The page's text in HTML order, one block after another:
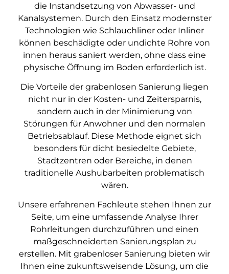
die Instandsetzung von Abwasser- und
Kanalsystemen. Durch den Einsatz modernster
Technologien wie Schlauchliner oder Inliner
können beschädigte oder undichte Rohre von
innen heraus saniert werden, ohne dass eine
physische Öffnung im Boden erforderlich ist.
Die Vorteile der grabenlosen Sanierung liegen
nicht nur in der Kosten- und Zeitersparnis,
sondern auch in der Minimierung von
Störungen für Anwohner und den normalen
Betriebsablauf. Diese Methode eignet sich
besonders für dicht besiedelte Gebiete,
Stadtzentren oder Bereiche, in denen
traditionelle Aushubarbeiten problematisch
wären.
Unsere erfahrenen Fachleute stehen Ihnen zur
Seite, um eine umfassende Analyse Ihrer
Rohrleitungen durchzuführen und einen
maßgeschneiderten Sanierungsplan zu
erstellen. Mit grabenloser Sanierung bieten wir
Ihnen eine zukunftsweisende Lösung, um die